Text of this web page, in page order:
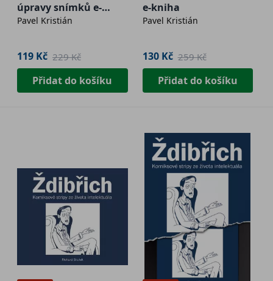
úpravy snímků e-
kniha
Pavel Kristián
119 Kč 229 Kč
Přidat do košíku
e-kniha
Pavel Kristián
130 Kč 259 Kč
Přidat do košíku